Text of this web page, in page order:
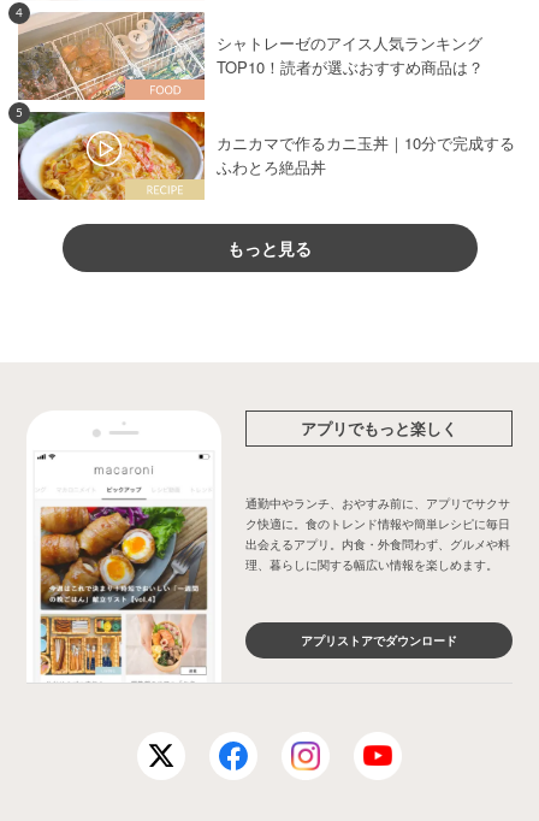
4
シャトレーゼのアイス人気ランキング
TOP10！読者が選ぶおすすめ商品は？
5
カニカマで作るカニ玉丼｜10分で完成する
ふわとろ絶品丼
もっと見る
アプリでもっと楽しく
通勤中やランチ、おやすみ前に、アプリでサクサ
ク快適に。食のトレンド情報や簡単レシピに毎日
出会えるアプリ。内食・外食問わず、グルメや料
理、暮らしに関する幅広い情報を楽しめます。
アプリストアでダウンロード